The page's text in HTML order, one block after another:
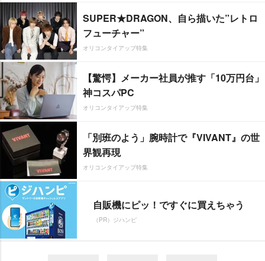
SUPER★DRAGON、自ら描いた”レトロ
フューチャー”
オリコンタイアップ特集
【驚愕】メーカー社員が推す「10万円台」
神コスパPC
オリコンタイアップ特集
「別班のよう」腕時計で『VIVANT』の世
界観再現
オリコンタイアップ特集
自販機にピッ！ですぐに買えちゃう
（PR）ジハンピ